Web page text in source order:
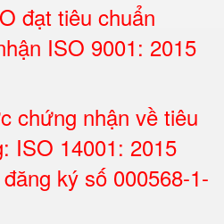
đạt tiêu chuẩn
ISO 9001: 2015
chứng nhận về tiêu
ISO 14001: 2015
ký số 000568-1-